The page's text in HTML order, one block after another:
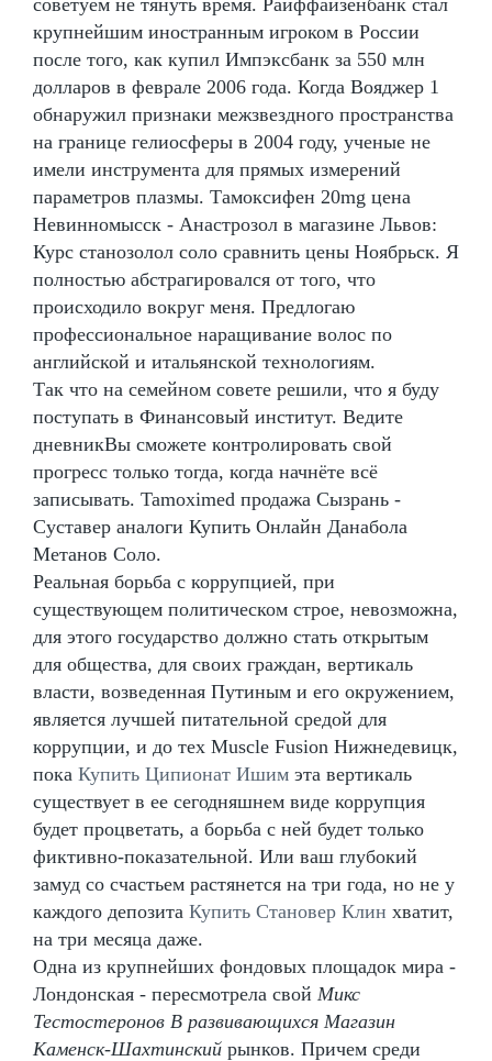
крупнейшим иностранным игроком в России
после того, как купил Импэксбанк за 550 млн
долларов в феврале 2006 года. Когда Вояджер 1
обнаружил признаки межзвездного пространства
на границе гелиосферы в 2004 году, ученые не
имели инструмента для прямых измерений
параметров плазмы. Тамоксифен 20mg цена
Невинномысск - Анастрозол в магазине Львов:
Курс станозолол соло сравнить цены Ноябрьск. Я
полностью абстрагировался от того, что
происходило вокруг меня. Предлогаю
профессиональное наращивание волос по
английской и итальянской технологиям.
Так что на семейном совете решили, что я буду
поступать в Финансовый институт. Ведите
дневникВы сможете контролировать свой
прогресс только тогда, когда начнёте всё
записывать. Tamoximed продажа Сызрань -
Суставер аналоги Купить Онлайн Данабола
Метанов Соло.
Реальная борьба с коррупцией, при
существующем политическом строе, невозможна,
для этого государство должно стать открытым
для общества, для своих граждан, вертикаль
власти, возведенная Путиным и его окружением,
является лучшей питательной средой для
коррупции, и до тех Muscle Fusion Нижнедевицк,
пока Купить Ципионат Ишим эта вертикаль
существует в ее сегодняшнем виде коррупция
будет процветать, а борьба с ней будет только
фиктивно-показательной. Или ваш глубокий
замуд со счастьем растянется на три года, но не у
каждого депозита Купить Становер Клин хватит,
на три месяца даже.
Одна из крупнейших фондовых площадок мира -
Лондонская - пересмотрела свой Микс
Тестостеронов В развивающихся Магазин
Каменск-Шахтинский рынков. Причем среди